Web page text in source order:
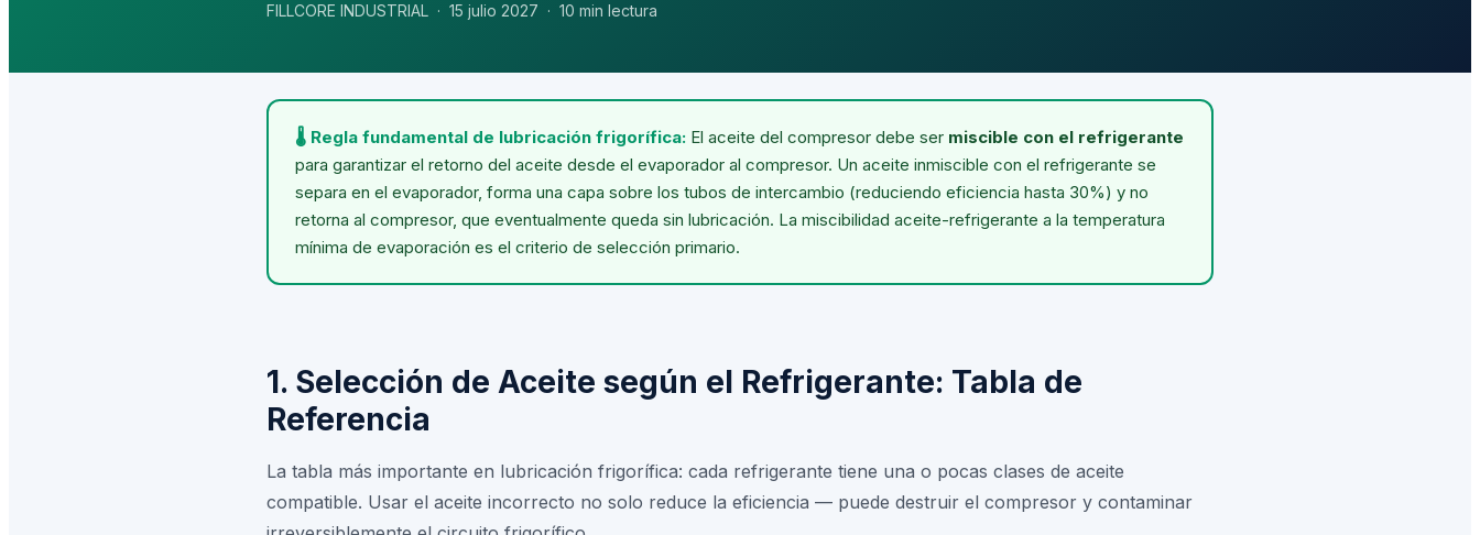
FILLCORE INDUSTRIAL · 15 julio 2027 · 10 min lectura
🌡 Regla fundamental de lubricación frigorífica: El aceite del compresor debe ser miscible con el refrigerante
para garantizar el retorno del aceite desde el evaporador al compresor. Un aceite inmiscible con el refrigerante se
separa en el evaporador, forma una capa sobre los tubos de intercambio (reduciendo eficiencia hasta 30%) y no
retorna al compresor, que eventualmente queda sin lubricación. La miscibilidad aceite-refrigerante a la temperatura
mínima de evaporación es el criterio de selección primario.
1. Selección de Aceite según el Refrigerante: Tabla de
Referencia
La tabla más importante en lubricación frigorífica: cada refrigerante tiene una o pocas clases de aceite
compatible. Usar el aceite incorrecto no solo reduce la eficiencia — puede destruir el compresor y contaminar